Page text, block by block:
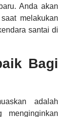
Anda akan
melakukan
santai di
Bagi
adalah